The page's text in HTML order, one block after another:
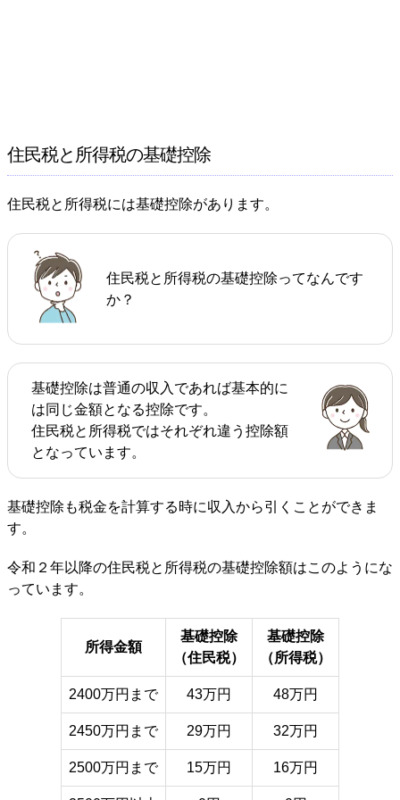
住民税と所得税の基礎控除
住民税と所得税には基礎控除があります。
住民税と所得税の基礎控除ってなんです
か？
基礎控除は普通の収入であれば基本的に
は同じ金額となる控除です。
住民税と所得税ではそれぞれ違う控除額
となっています。
基礎控除も税金を計算する時に収入から引くことができま
す。
令和２年以降の住民税と所得税の基礎控除額はこのようにな
っています。
所得金額
基礎控除
（住民税）
基礎控除
（所得税）
2400万円まで 43万円 48万円
2450万円まで 29万円 32万円
2500万円まで 15万円 16万円